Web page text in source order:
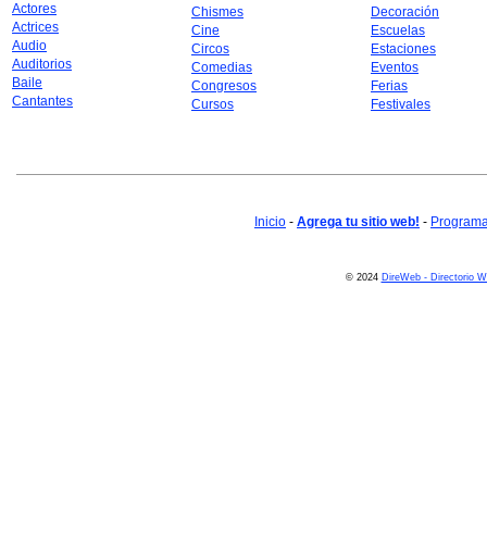
Actores
Actrices
Audio
Auditorios
Baile
Cantantes
Chismes
Cine
Circos
Comedias
Congresos
Cursos
Decoración
Escuelas
Estaciones
Eventos
Ferias
Festivales
Inicio - Agrega tu sitio web! -
© 2024 DireWeb - Directorio